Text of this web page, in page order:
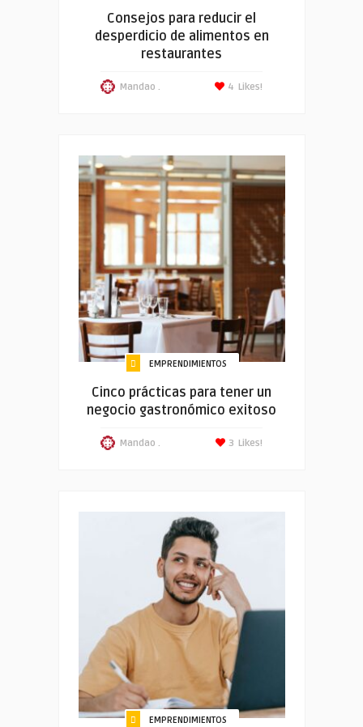
Consejos para reducir el
desperdicio de alimentos en
restaurantes
Mandao . Likes!
4
EMPRENDIMIENTOS
Cinco prácticas para tener un
negocio gastronómico exitoso
Mandao . Likes!
3
EMPRENDIMIENTOS